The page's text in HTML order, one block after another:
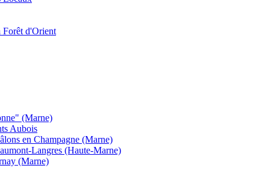
Forêt d'Orient
(Marne)
Aubois
en Champagne (Marne)
Langres (Haute-Marne)
(Marne)